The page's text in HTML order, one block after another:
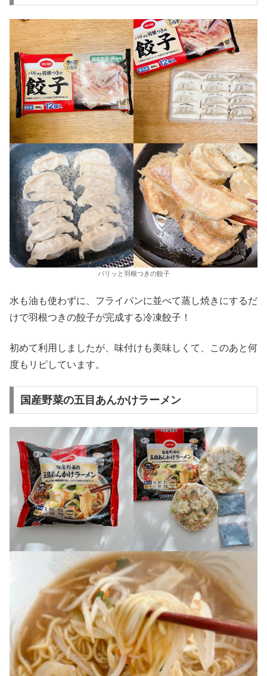
パリッと羽根つきの餃子
水も油も使わずに、フライパンに並べて蒸し焼きにするだ
けで羽根つきの餃子が完成する冷凍餃子！
初めて利用しましたが、味付けも美味しくて、このあと何
度もリピしています。
国産野菜の五目あんかけラーメン